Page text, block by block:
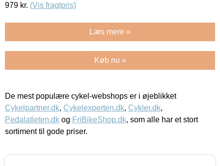
979 kr. (Vis fragtpris)
Læs mere »
Køb nu »
De mest populære cykel-webshops er i øjeblikket
Cykelpartner.dk, Cykelexperten.dk, Cykler.dk,
Pedalatleten.dk og FriBikeShop.dk, som alle har et stort
sortiment til gode priser.